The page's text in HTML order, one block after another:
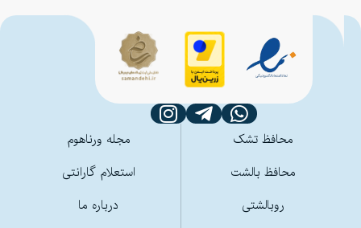
محافظ تشک
محافظ بالشت
روبالشتی
مجله ورناهوم
استعلام گارانتی
درباره ما